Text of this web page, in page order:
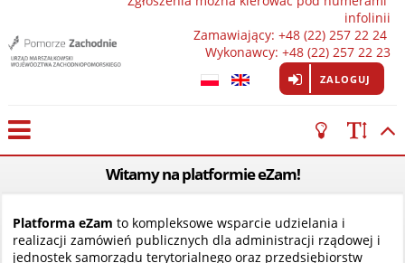
infolinii
Zamawiający: +48 (22) 257 22 24
Wykonawcy: +48 (22) 257 22 23
ZALOGUJ
Witamy na platformie eZam!
Platforma eZam to kompleksowe wsparcie udzielania i
realizacji zamówień publicznych dla administracji rządowej i
jednostek samorządu terytorialnego oraz przedsiębiorstw